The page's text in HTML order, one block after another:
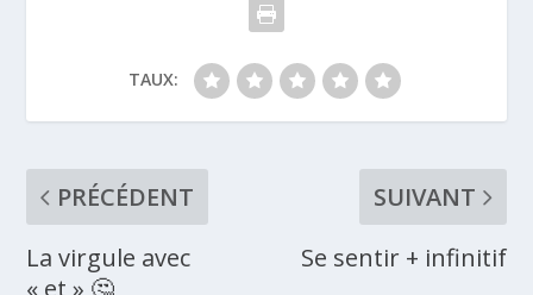
TAUX:
PRÉCÉDENT
La virgule avec
SUIVANT
Se sentir + infinitif